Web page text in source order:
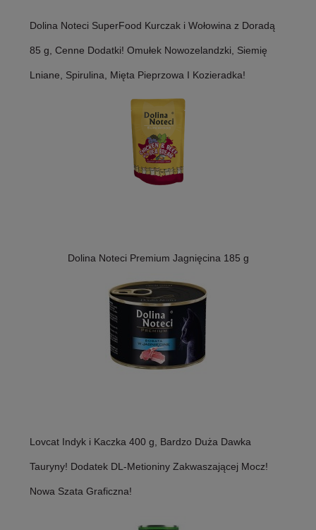
Dolina Noteci SuperFood Kurczak i Wołowina z Doradą
85 g, Cenne Dodatki! Omułek Nowozelandzki, Siemię
Lniane, Spirulina, Mięta Pieprzowa I Kozieradka!
Dolina Noteci Premium Jagnięcina 185 g
Lovcat Indyk i Kaczka 400 g, Bardzo Duża Dawka
Tauryny! Dodatek DL-Metioniny Zakwaszającej Mocz!
Nowa Szata Graficzna!